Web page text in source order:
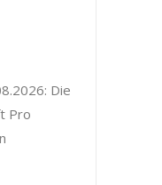
Die
Pro